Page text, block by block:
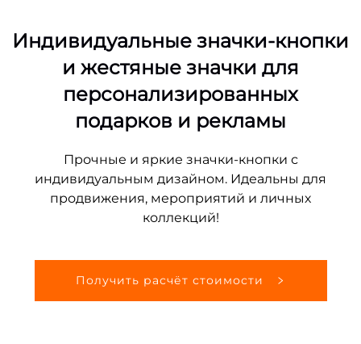
Индивидуальные значки-кнопки
и жестяные значки для
персонализированных
подарков и рекламы
Прочные и яркие значки-кнопки с
индивидуальным дизайном. Идеальны для
продвижения, мероприятий и личных
коллекций!
Получить расчёт стоимости